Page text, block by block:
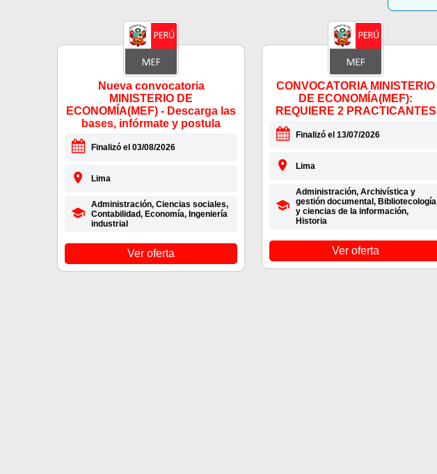
Nueva convocatoria
MINISTERIO DE
ECONOMÍA(MEF) - Descarga las
bases, infórmate y postula
Finalizó el 03/08/2026
Lima
Administración, Ciencias sociales,
Contabilidad, Economía, Ingeniería
industrial
Ver oferta
CONVOCATORIA MINISTERIO
DE ECONOMÍA(MEF):
REQUIERE 2 PRACTICANTES
Finalizó el 13/07/2026
Lima
Administración, Archivística y
gestión documental, Bibliotecología
y ciencias de la información,
Historia
Ver oferta